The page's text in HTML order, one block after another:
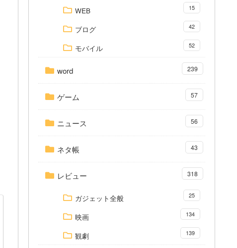
WEB 15
ブログ 42
モバイル 52
word 239
ゲーム 57
ニュース 56
ネタ帳 43
レビュー 318
ガジェット全般 25
映画 134
観劇 139